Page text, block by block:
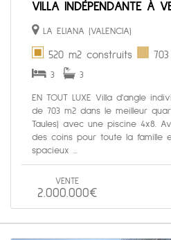
VILLA INDÉPENDANTE À
LA ELIANA (VALENCIA)
520 m2 construits
3 3
EN TOUT LUXE Villa d'angle
de 703 m2 dans le meilleur
Taules) avec une piscine 4x8.
des coins pour toute la famille
spacieux ...
VENTE
2.000.000€